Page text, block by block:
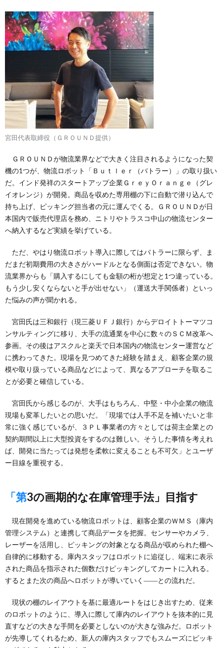
宮田代表取締役（ＧＲＯＵＮＤ提供）
ＧＲＯＵＮＤが物流業界などで大きく注目されるようになった契
機の1つが、物流ロボット「Ｂｕｔｌｅｒ（バトラー）」の取り扱い
だ。インド発祥のスタートアップ企業ＧｒｅｙＯｒａｎｇｅ（グレ
イオレンジ）が開発。商品を収めた専用棚の下に自動で潜り込んで
持ち上げ、ピッキング担当者の元に運んでくる。ＧＲＯＵＮＤが日
本国内で販売代理店を務め、ニトリやトラスコ中山の物流センター
へ納入するなど実績を挙げている。
ただ、やはり物流ロボット導入に際してはバトラーに限らず、ま
だまだ初期費用の大きさがハードルとなる側面は否定できない。物
流業界からも「購入するにしても金額の桁が想定と1つ違っている。
もう少し安くならないと手が出せない」（運送大手関係者）といっ
た悩みの声が聞かれる。
宮田氏は三和銀行（現三菱ＵＦＪ銀行）からデロイトトーマツコ
ンサルティングに移り、大手の流通業を中心に数々のＳＣＭ改革へ
参画。その後はアスクルと楽天で日本国内の物流センター運営など
に携わってきた。現場を見つめてきた経験を踏まえ、顧客企業の規
模や取り扱っている商品などによって、異なるアプローチを取るこ
とが必要と確信している。
宮田氏から感じるのが、大手はもちろん、中堅・中小企業の物流
現場も変革したいとの思いだ。「現場では人手不足を補いたいと非
常に強く感じているが、３ＰＬ事業者の方々としては荷主企業との
契約期間以上に大型投資をするのは難しい。そうした事情を考えれ
ば、開発に当たっては発想を柔軟に変えることも不可欠」とユーザ
ー目線を重視する。
「第3の画期的な在庫管理手法」目指す
現在開発を進めている物流ロボットは、顧客企業のＷＭＳ（庫内
管理システム）と連携して商品データを把握。センサーやカメラ、
レーザーを活用し、ピッキングの対象となる商品が収められた棚へ
自律的に移動する。庫内スタッフはロボットに追従し、端末に表示
された商品を指示された個数だけピッキングしてカートに入れる。
するとまた次の商品へロボットが導いていく――との流れだ。
現状の棚のレイアウトを基に最適ルートをはじき出すため、従来
のロボットのように、導入に際して庫内のレイアウトを抜本的に見
直すなどの大きな手間を必要としないのが大きな強みだ。ロボット
が先導してくれるため、新人の庫内スタッフでもスムーズにピッキ